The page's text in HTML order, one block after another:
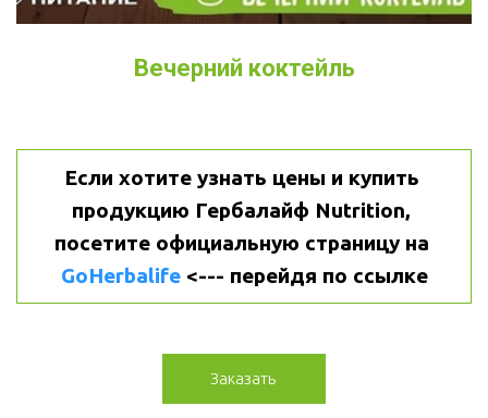
Вечерний коктейль
Если хотите узнать цены и купить
продукцию Гербалайф Nutrition,
GoHerbalife <--- перейдя по ссылке
Заказать